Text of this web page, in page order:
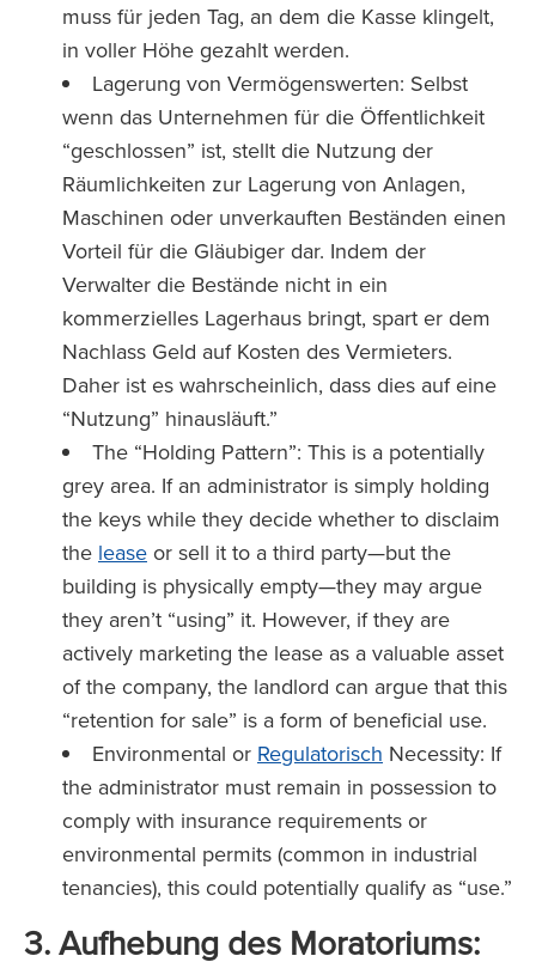
muss für jeden Tag, an dem die Kasse klingelt,
in voller Höhe gezahlt werden.
Lagerung von Vermögenswerten: Selbst
wenn das Unternehmen für die Öffentlichkeit
“geschlossen” ist, stellt die Nutzung der
Räumlichkeiten zur Lagerung von Anlagen,
Maschinen oder unverkauften Beständen einen
Vorteil für die Gläubiger dar. Indem der
Verwalter die Bestände nicht in ein
kommerzielles Lagerhaus bringt, spart er dem
Nachlass Geld auf Kosten des Vermieters.
Daher ist es wahrscheinlich, dass dies auf eine
“Nutzung” hinausläuft.”
The “Holding Pattern”: This is a potentially
grey area. If an administrator is simply holding
the keys while they decide whether to disclaim
the lease or sell it to a third party—but the
building is physically empty—they may argue
they aren’t “using” it. However, if they are
actively marketing the lease as a valuable asset
of the company, the landlord can argue that this
“retention for sale” is a form of beneficial use.
Environmental or Regulatorisch Necessity: If
the administrator must remain in possession to
comply with insurance requirements or
environmental permits (common in industrial
tenancies), this could potentially qualify as “use.”
3. Aufhebung des Moratoriums: